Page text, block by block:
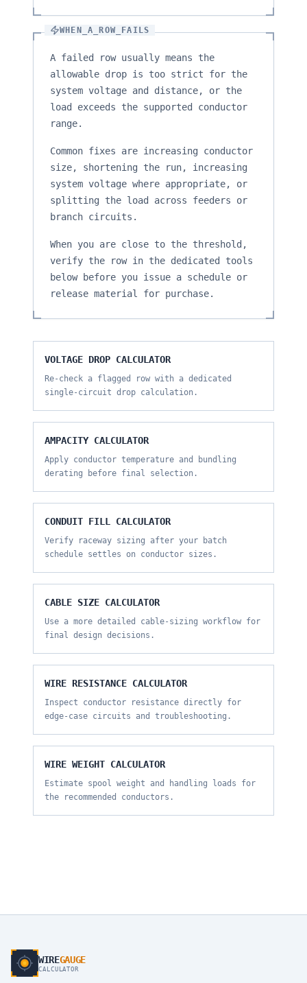
WHEN_A_ROW_FAILS
A failed row usually means the
allowable drop is too strict for the
system voltage and distance, or the
load exceeds the supported conductor
range.
Common fixes are increasing conductor
size, shortening the run, increasing
system voltage where appropriate, or
splitting the load across feeders or
branch circuits.
When you are close to the threshold,
verify the row in the dedicated tools
below before you issue a schedule or
release material for purchase.
VOLTAGE DROP CALCULATOR
Re-check a flagged row with a dedicated
single-circuit drop calculation.
AMPACITY CALCULATOR
Apply conductor temperature and bundling
derating before final selection.
CONDUIT FILL CALCULATOR
Verify raceway sizing after your batch
schedule settles on conductor sizes.
CABLE SIZE CALCULATOR
Use a more detailed cable-sizing workflow for
final design decisions.
WIRE RESISTANCE CALCULATOR
Inspect conductor resistance directly for
edge-case circuits and troubleshooting.
WIRE WEIGHT CALCULATOR
Estimate spool weight and handling loads for
the recommended conductors.
WIREGAUGE
CALCULATOR